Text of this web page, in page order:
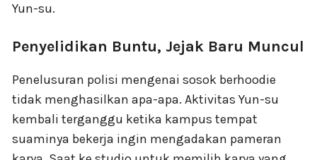
Yun-su.
Penyelidikan Buntu, Jejak Baru Muncul
Penelusuran polisi mengenai sosok berhoodie
tidak menghasilkan apa-apa. Aktivitas Yun-su
kembali terganggu ketika kampus tempat
suaminya bekerja ingin mengadakan pameran